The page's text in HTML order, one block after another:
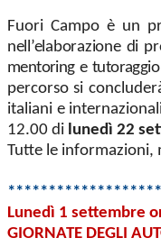
Fuori Campo è un
nell’elaborazione di
mentoring e tutoraggio
percorso si
italiani e
12.00 di lunedì 22
Tutte le informazioni,
Lunedì 1 settembre
GIORNATE DEGLI